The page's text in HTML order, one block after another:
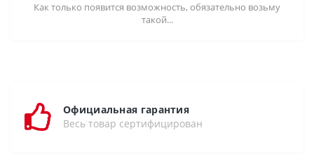
Как только появится возможность, обязательно возьму
такой...
Официальная гарантия
Весь товар сертифицирован